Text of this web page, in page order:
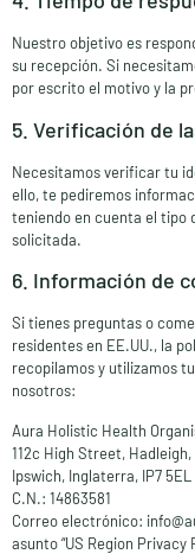
Nuestro objetivo es
su recepción. Si
por escrito el motivo y la
5. Verificación de
Necesitamos verificar tu
ello, te pediremos
teniendo en cuenta el tipo
solicitada.
6. Información de
Si tienes preguntas o
residentes en EE.UU., la
recopilamos y utilizamos
nosotros:
Aura Holistic Health
112c High Street, Hadleigh,
Ipswich, Inglaterra, IP7 5EL
C.N.: 14863581
Correo electrónico:
asunto “US Region Privacy